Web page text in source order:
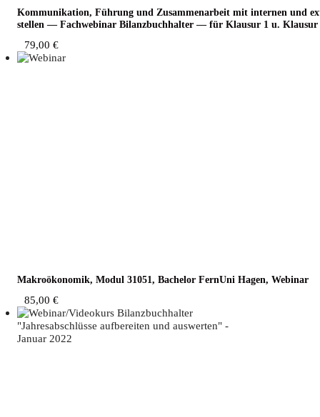
Kom­mu­ni­ka­ti­on, Füh­rung und Zusam­men­ar­beit mit inter­nen und
stel­len — Fach­web­i­nar Bilanz­buch­hal­ter — für Klau­sur 1 u. Klau­sur
79,00 €
Makro­öko­no­mik, Modul 31051, Bache­lor Fern­Uni Hagen, Webinar
85,00 €